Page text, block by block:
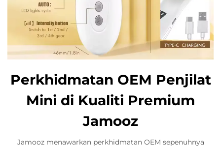
Perkhidmatan OEM Penjilat
Mini di Kualiti Premium
Jamooz
Jamooz menawarkan perkhidmatan OEM sepenuhnya